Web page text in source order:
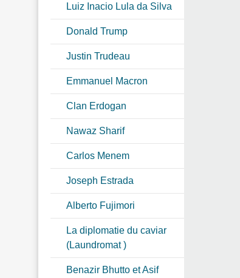
Luiz Inacio Lula da Silva
Donald Trump
Justin Trudeau
Emmanuel Macron
Clan Erdogan
Nawaz Sharif
Carlos Menem
Joseph Estrada
Alberto Fujimori
La diplomatie du caviar
(Laundromat )
Benazir Bhutto et Asif